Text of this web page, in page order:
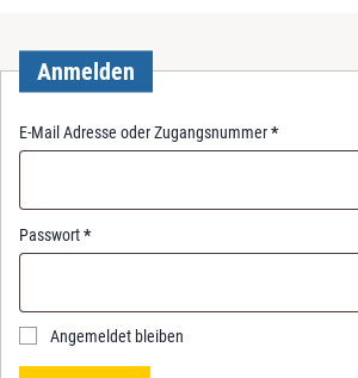
Anmelden
E-Mail Adresse oder Zugangsnummer*R
e
u
r
Passwort*R
e
u
i
Angemeldet bleiben